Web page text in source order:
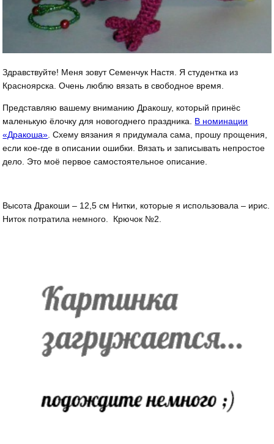
Здравствуйте! Меня зовут Семенчук Настя. Я студентка из
Красноярска. Очень люблю вязать в свободное время.
Представляю вашему вниманию Дракошу, который принёс
маленькую ёлочку для новогоднего праздника. В номинации
«Дракоша» . Схему вязания я придумала сама, прошу прощения,
если кое-где в описании ошибки. Вязать и записывать непростое
дело. Это моё первое самостоятельное описание.
Высота Дракоши – 12,5 см Нитки, которые я использовала – ирис.
Ниток потратила немного. Крючок №2.